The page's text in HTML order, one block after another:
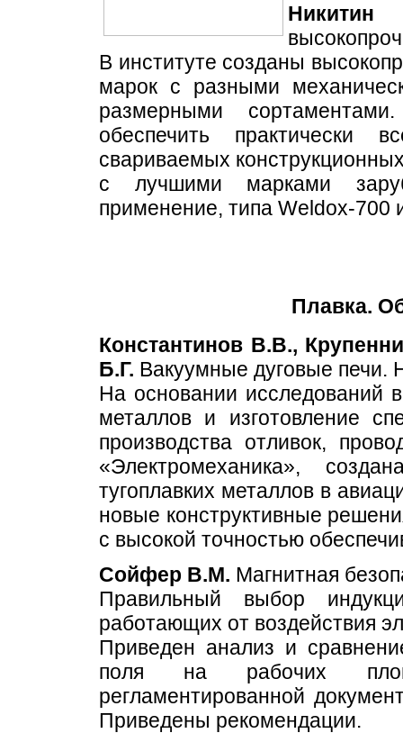
В институте созданы
марок с разными
размерными
обеспечить практически
свариваемых
с лучшими марками
применение, типа Weldox-700
Плавка.
Константинов В.В.,
Б.Г. Вакуумные дуговые печи.
На основании исследований
металлов и изготовление
производства отливок,
«Электромеханика»,
тугоплавких металлов в
новые конструктивные
с высокой точностью
Сойфер В.М. Магнитная
Правильный выбор
работающих от воздействия
Приведен анализ и
поля на рабочих
регламентированной
Приведены рекомендации.